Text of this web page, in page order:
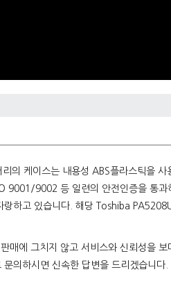
의 케이스는 내용성 ABS플라스틱을 사
9001/9002 등 일련의 안전인증을 통과
하고 있습니다. 해당 Toshiba
매에 그치지 않고 서비스와 신뢰성을 보
의하시면 신속한 답변을 드리겠습니다.